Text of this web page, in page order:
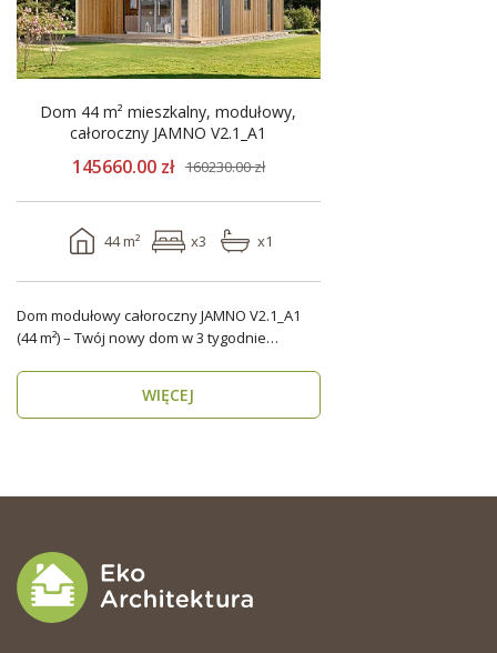
Dom 44 m² mieszkalny, modułowy,
całoroczny JAMNO V2.1_A1
145660.00 zł 160230.00 zł
44 m² x3 x1
Dom modułowy całoroczny JAMNO V2.1_A1
(44 m²) – Twój nowy dom w 3 tygodnie
WIĘCEJ